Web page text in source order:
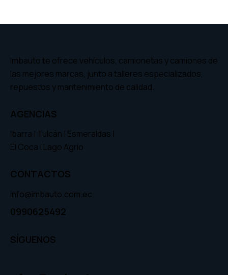
Imbauto te ofrece vehículos, camionetas y camiones de
las mejores marcas, junto a talleres especializados,
repuestos y mantenimiento de calidad.
AGENCIAS
Ibarra | Tulcán | Esmeraldas |
El Coca | Lago Agrio
CONTACTOS
info@imbauto.com.ec
0990625492
SÍGUENOS